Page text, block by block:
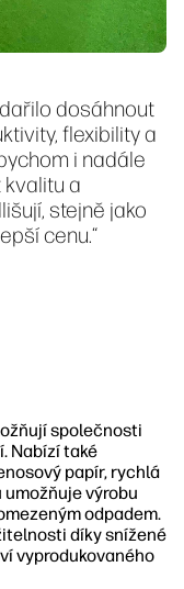
dosáhnout
flexibility a
i nadále
kvalitu a
stejně jako
cenu.“
společnosti
Nabízí také
papír, rychlá
výrobu
odpadem.
díky snížené
vyprodukovaného